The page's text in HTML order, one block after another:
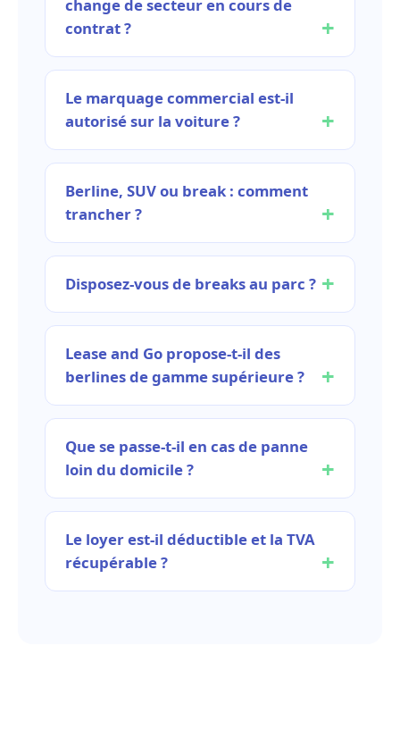
change de secteur en cours de
contrat ?
Le marquage commercial est-il
autorisé sur la voiture ?
Berline, SUV ou break : comment
trancher ?
Disposez-vous de breaks au parc ?
Lease and Go propose-t-il des
berlines de gamme supérieure ?
Que se passe-t-il en cas de panne
loin du domicile ?
Le loyer est-il déductible et la TVA
récupérable ?